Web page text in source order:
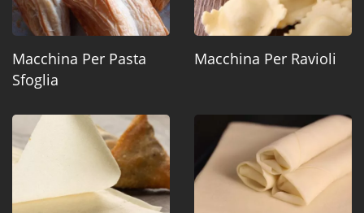
Macchina Per Pasta
Sfoglia
Macchina Per Ravioli